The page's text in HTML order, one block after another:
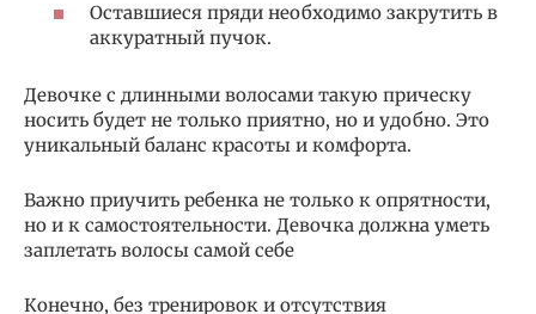
Оставшиеся пряди необходимо закрутить в
аккуратный пучок.
Девочке с длинными волосами такую прическу
носить будет не только приятно, но и удобно. Это
уникальный баланс красоты и комфорта.
Важно приучить ребенка не только к опрятности,
но и к самостоятельности. Девочка должна уметь
заплетать волосы самой себе
Конечно, без тренировок и отсутствия